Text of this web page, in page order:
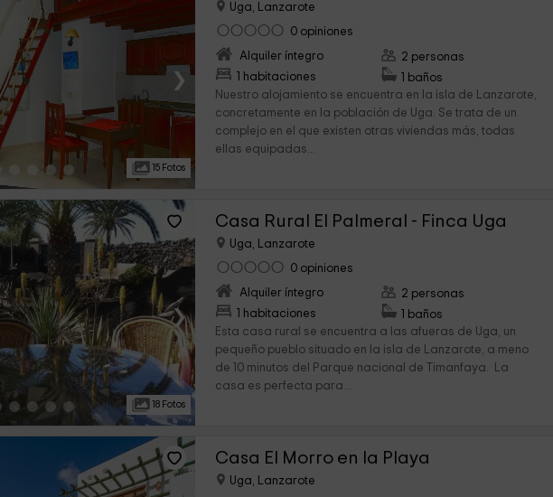
›
15 Fotos
Uga, Lanzarote
0 opiniones
Alquiler íntegro
1 habitaciones
2 personas
1 baños
Nuestro alojamiento se encuentra en la isla de Lanzarote,
concretamente en la población de Uga. Se trata de un
complejo en el que existen otras viviendas más, todas
ellas equipadas...
›
18 Fotos
Casa Rural El Palmeral - Finca Uga
Uga, Lanzarote
0 opiniones
Alquiler íntegro
1 habitaciones
2 personas
1 baños
Esta casa rural se encuentra a las afueras de Uga, un
pequeño pueblo situado en la isla de Lanzarote, a meno
de 10 minutos del Parque nacional de Timanfaya. La
casa es perfecta para...
Casa El Morro en la Playa
Uga, Lanzarote